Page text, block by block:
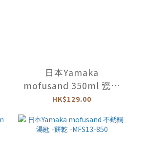
日本Yamaka
mofusand 350ml 瓷器
耳杯 -甜甜圈 -MFS12-
HK$129.00